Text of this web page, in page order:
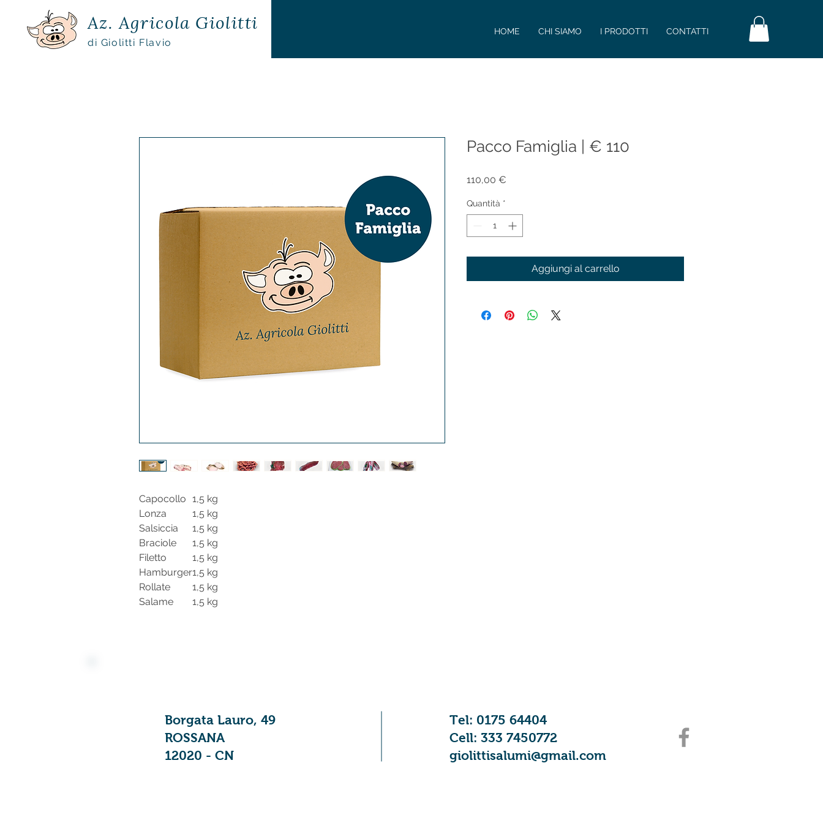
Az. Agricola Giolitti
di Giolitti Flavio
HOME CHI SIAMO I PRODOTTI CONTATTI
Capocollo 1,5 kg
Lonza
1,5 kg
Salsiccia
1,5 kg
Braciole
1,5 kg
Filetto
1,5 kg
Hamburger1,5 kg
Rollate
1,5 kg
Salame
1,5 kg
Pacco Famiglia | € 110
110,00 €
Quantità *
Aggiungi al carrello
Borgata Lauro, 49
ROSSANA
12020 - CN
Tel: 0175 64404
Cell: 333 7450772
giolittisalumi@gmail.com